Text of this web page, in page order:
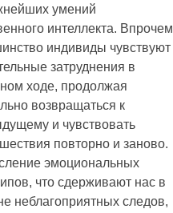
умений
интеллекта. Впрочем
индивиды чувствуют
затруднения в
ходе, продолжая
возвращаться к
и чувствовать
повторно и заново.
эмоциональных
что сдерживают нас в
неблагоприятных следов,